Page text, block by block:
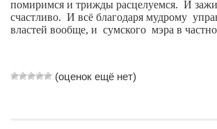
«Траверс» —
помиримся и трижды расцелуемся. И
счастливо. И всё благодаря мудрому
властей вообще, и сумского мэра в
(оценок ещё нет)